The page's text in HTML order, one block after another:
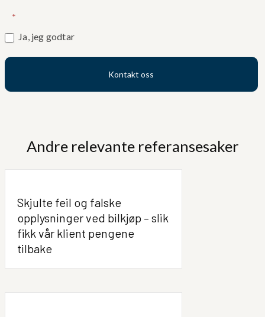
*
Ja, jeg godtar
Kontakt oss
Andre relevante referansesaker
Skjulte feil og falske
opplysninger ved bilkjøp – slik
fikk vår klient pengene
tilbake